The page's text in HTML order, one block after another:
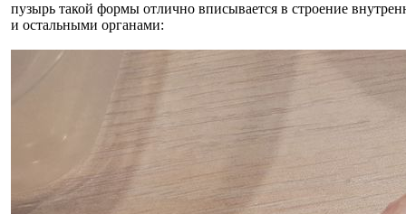
пузырь такой формы отлично вписывается в строение
и остальными органами: